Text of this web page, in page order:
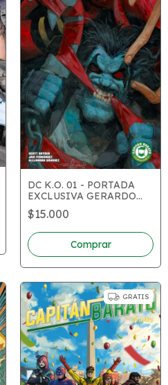
DC K.O. 01 - PORTADA
EXCLUSIVA GERARDO
ZAFFINO
$15.000
GRATIS